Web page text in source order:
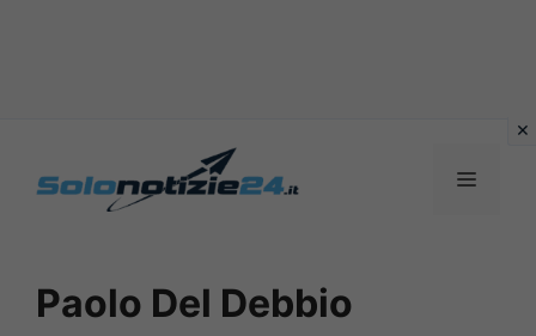
MENU
Paolo Del Debbio